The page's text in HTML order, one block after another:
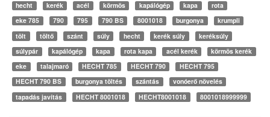
hecht kerék acél körmös kapálógép kapa
rota
eke 785
790 795 790 BS 8001018 burgonya
krumpli
tölt
töltő szánt súly hecht kerék súly
keréksúly
súlypár
kapálógép kapa rota kapa acél kerék
körmös kerék
eke
talajmaró HECHT 785 HECHT 790
HECHT 795
HECHT 790 BS
burgonya töltés szántás
vonóerő növelés
tapadás javítás
HECHT 8001018 HECHT8001018 8001018999999